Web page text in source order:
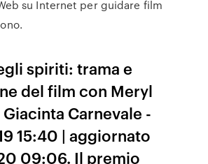
su Internet per guidare film
spiriti: trama e
del film con Meryl
Carnevale -
15:40 | aggiornato
09:06. Il premio